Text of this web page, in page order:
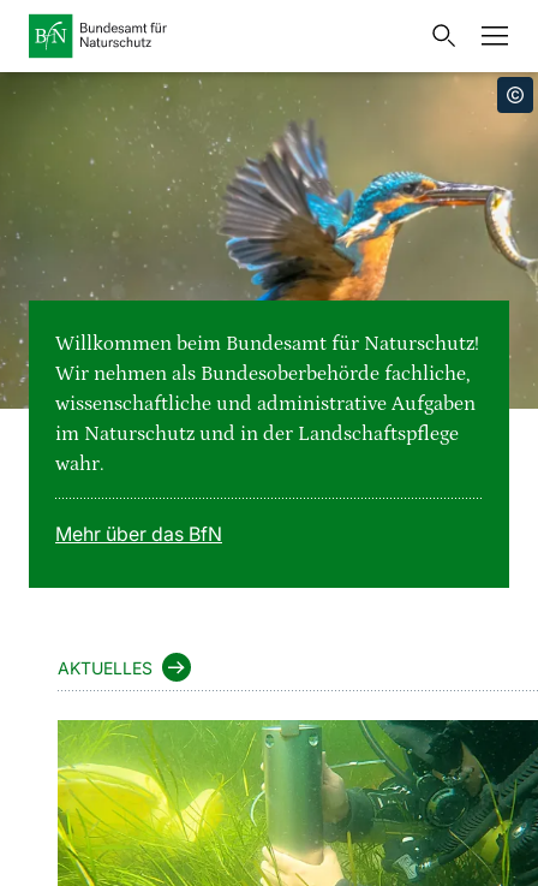
Öffnet
externe
Seite
zur
Startseite
Direkt zur Hauptnavigation
Direkt zur Hauptinhalte
Direkt zur Fusszeile
Bundesamt für Naturschutz
Metanavigation
Startseite
Publikationen
Veranstaltungen
Karten und Daten
Leichte Sprache
Gebärdensprache
Willkommen beim Bundesamt für Naturschutz!
Wir nehmen als Bundesoberbehörde fachliche,
wissenschaftliche und administrative Aufgaben
im Naturschutz und in der Landschaftspflege
wahr.
Mehr über das BfN
AKTUELLES